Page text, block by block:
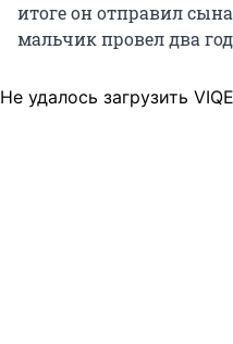
итоге он отправил
мальчик провел два
Не удалось загрузить